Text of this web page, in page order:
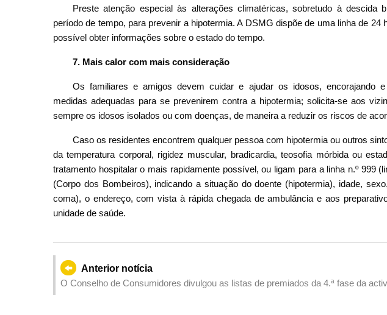
Preste atenção especial às alterações climatéricas, sobretudo à descida
período de tempo, para prevenir a hipotermia. A DSMG dispõe de uma linha de 24
possível obter informações sobre o estado do tempo.
7. Mais calor com mais consideração
Os familiares e amigos devem cuidar e ajudar os idosos, encorajando e
medidas adequadas para se prevenirem contra a hipotermia; solicita-se aos
sempre os idosos isolados ou com doenças, de maneira a reduzir os riscos de
Caso os residentes encontrem qualquer pessoa com hipotermia ou outros
da temperatura corporal, rigidez muscular, bradicardia, teosofia mórbida ou
tratamento hospitalar o mais rapidamente possível, ou ligam para a linha n.º 999
(Corpo dos Bombeiros), indicando a situação do doente (hipotermia), idade,
coma), o endereço, com vista à rápida chegada de ambulância e aos
unidade de saúde.
Anterior notícia
O Conselho de Consumidores divulgou as listas de premiados da 4.ª fase da